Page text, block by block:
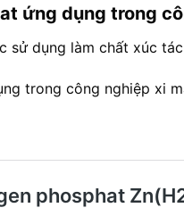
ứng dụng trong
sử dụng làm chất xúc
trong công nghiệp xi